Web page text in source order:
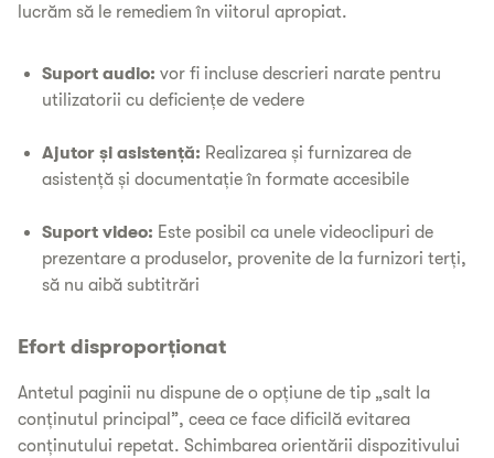
lucrăm să le remediem în viitorul apropiat.
Suport audio: vor fi incluse descrieri narate pentru
utilizatorii cu deficiențe de vedere
Ajutor și asistență: Realizarea și furnizarea de
asistență și documentație în formate accesibile
Suport video: Este posibil ca unele videoclipuri de
prezentare a produselor, provenite de la furnizori terți,
să nu aibă subtitrări
Efort disproporționat
Antetul paginii nu dispune de o opțiune de tip „salt la
conținutul principal”, ceea ce face dificilă evitarea
conținutului repetat. Schimbarea orientării dispozitivului